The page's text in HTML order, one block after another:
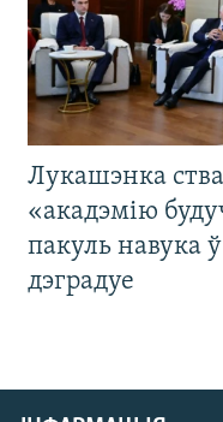
Лукашэнка
«акадэмію
пакуль навука ў
дэградуе